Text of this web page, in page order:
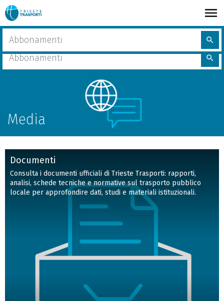
Salta
al
contenuto
principale
Cerca
sito
search
share
Cerca
search
Media
Documenti
Consulta i documenti ufficiali di Trieste Trasporti: rapporti,
analisi, schede tecniche e normative sul trasporto pubblico
locale per approfondire dati, studi e materiali istituzionali.